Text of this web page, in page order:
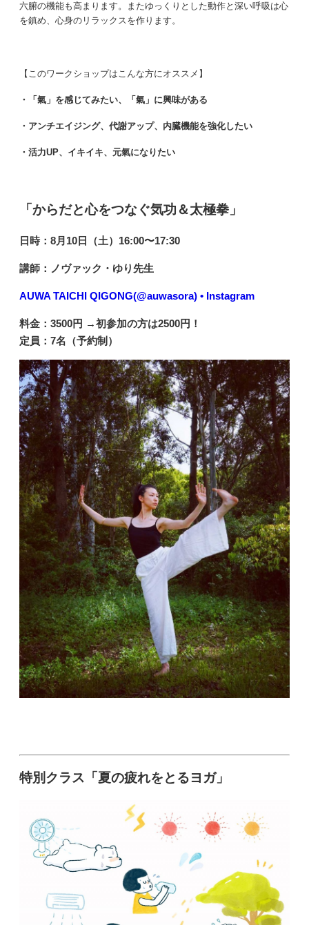
六腑の機能も高まります。またゆっくりとした動作と深い呼吸は心
を鎮め、心身のリラックスを作ります。
【このワークショップはこんな方にオススメ】
・「氣」を感じてみたい、「氣」に興味がある
・アンチエイジング、代謝アップ、内臓機能を強化したい
・活力UP、イキイキ、元氣になりたい
「からだと心をつなぐ気功＆太極拳」
日時：8月10日（土）16:00〜17:30
講師：ノヴァック・ゆり先生
AUWA TAICHI QIGONG(@auwasora) • Instagram
料金： 3500円 →初参加の方は2500円！
定員：7名（予約制）
特別クラス「夏の疲れをとるヨガ」